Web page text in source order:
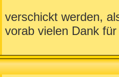
verschickt werden,
vorab vielen Dank